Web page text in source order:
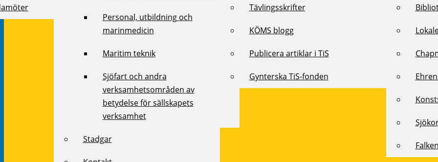
Personal, utbildning och
marinmedicin
Maritim teknik
Sjöfart och andra
verksamhetsområden av
betydelse för sällskapets
verksamhet
Stadgar
Tävlingsskrifter
KÖMS blogg
Publicera artiklar i TiS
Gynterska TiS-fonden